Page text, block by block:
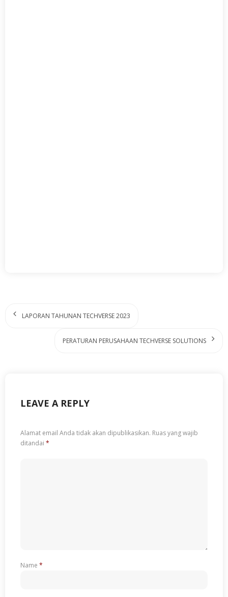
LAPORAN TAHUNAN TECHVERSE 2023
PERATURAN PERUSAHAAN TECHVERSE SOLUTIONS
LEAVE A REPLY
Alamat email Anda tidak akan dipublikasikan. Ruas yang wajib
ditandai *
Name *